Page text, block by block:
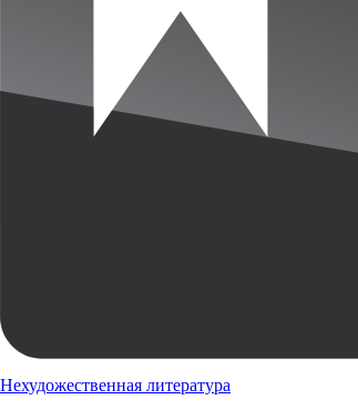
Нехудожественная литература